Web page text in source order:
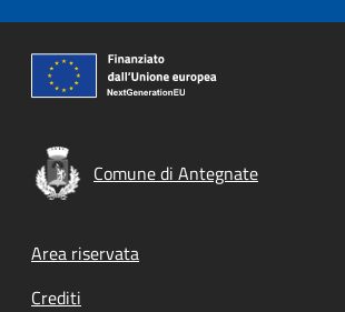
Comune di Antegnate
Footer menu
Area riservata
Crediti